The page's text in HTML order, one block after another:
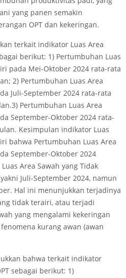
yang panen semakin
OPT dan kekeringan.
terkait indikator Luas Area
berikut: 1) Pertumbuhan Luas
pada Mei-Oktober 2024 rata-rata
2) Pertumbuhan Luas Area
Juli-September 2024 rata-rata
Pertumbuhan Luas Area
September-Oktober 2024 rata-
Kesimpulan indikator Luas
bahwa Pertumbuhan Luas Area
September-Oktober 2024
Area Sawah yang Tidak
Juli-September 2024, namun
Hal ini menunjukkan terjadinya
tidak terairi, atau terjadi
yang mengalami kekeringan
kurang awan (awan
bahwa terkait indikator
sebagai berikut: 1)